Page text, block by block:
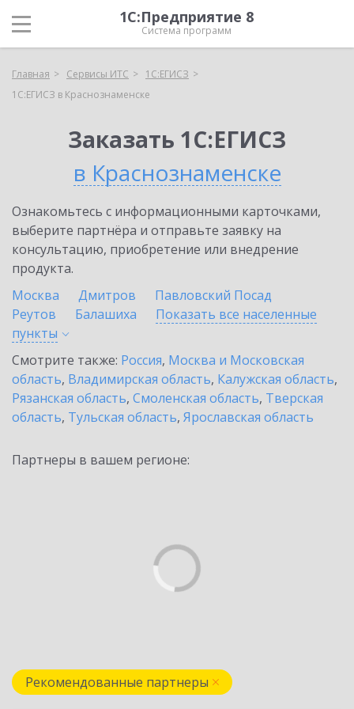
1С:Предприятие 8
Система программ
Главная Сервисы ИТС
1С:ЕГИСЗ
1С:ЕГИСЗ в Краснознаменске
Заказать 1С:ЕГИСЗ
в Краснознаменске
Ознакомьтесь с информационными карточками,
выберите партнёра и отправьте заявку на
консультацию, приобретение или внедрение
продукта.
Москва
Дмитров
Павловский Посад
Реутов
Балашиха
Показать все населенные
пункты
Смотрите также: Россия, Москва и Московская
область, Владимирская область, Калужская область,
Рязанская область, Смоленская область, Тверская
область, Тульская область, Ярославская область
Партнеры в вашем регионе:
Рекомендованные партнеры